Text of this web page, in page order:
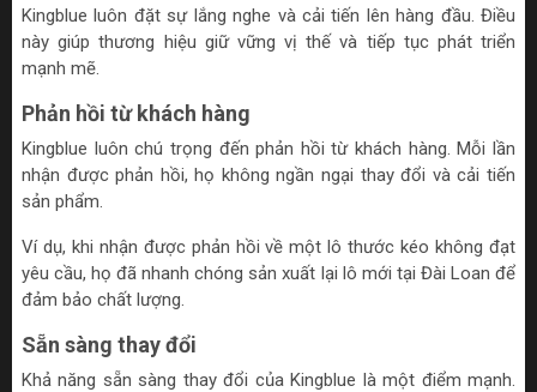
Kingblue luôn đặt sự lắng nghe và cải tiến lên hàng đầu. Điều
này giúp thương hiệu giữ vững vị thế và tiếp tục phát triển
mạnh mẽ.
Phản hồi từ khách hàng
Kingblue luôn chú trọng đến phản hồi từ khách hàng. Mỗi lần
nhận được phản hồi, họ không ngần ngại thay đổi và cải tiến
sản phẩm.
Ví dụ, khi nhận được phản hồi về một lô thước kéo không đạt
yêu cầu, họ đã nhanh chóng sản xuất lại lô mới tại Đài Loan để
đảm bảo chất lượng.
Sẵn sàng thay đổi
Khả năng sẵn sàng thay đổi của Kingblue là một điểm mạnh.